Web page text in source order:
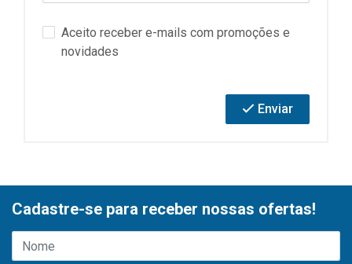
Aceito receber e-mails com promoções e
novidades
Enviar
Cadastre-se para receber nossas ofertas!